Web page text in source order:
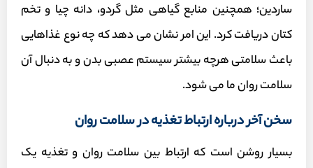
ساردین؛ همچنین منابع گیاهی مثل گردو، دانه چیا و تخم
کتان دریافت کرد. این امر نشان می دهد که چه نوع غذاهایی
باعث سلامتی هرچه بیشتر سیستم عصبی بدن و به دنبال آن
سلامت روان ما می شود.
سخن آخر درباره ارتباط تغذیه در سلامت روان
بسیار روشن است که ارتباط بین سلامت روان و تغذیه یک